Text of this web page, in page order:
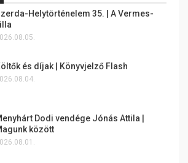
Helytörténelem 35. | A Vermes-
és díjak | Könyvjelző Flash
Dodi vendége Jónás Attila |
között